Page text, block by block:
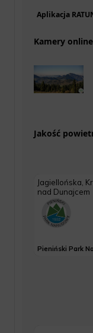
Aplikacja
Kamery online
Jakość